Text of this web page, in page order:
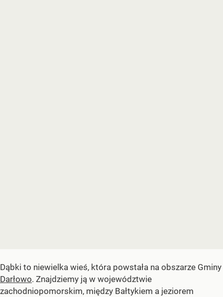
Dąbki to niewielka wieś, która powstała na obszarze Gminy
Darłowo. Znajdziemy ją w województwie
zachodniopomorskim, między Bałtykiem a jeziorem